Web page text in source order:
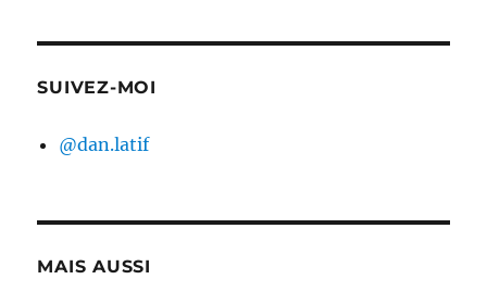
SUIVEZ-MOI
@dan.latif
MAIS AUSSI